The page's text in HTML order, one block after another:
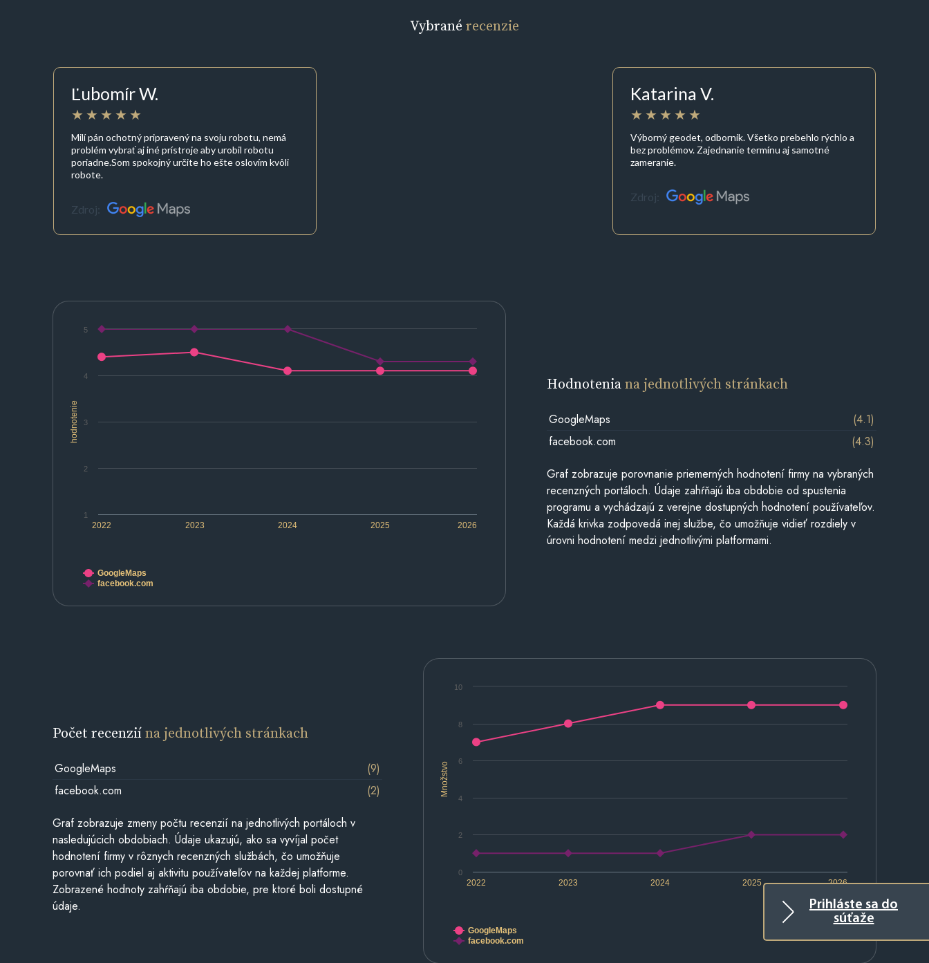
Prihláste sa do
súťaže
Vybrané recenzie
Ľubomír W.
Milí pán ochotný pripravený na svoju robotu, nemá
problém vybrať aj iné prístroje aby urobil robotu
poriadne.Som spokojný určite ho ešte oslovím kvôli
robote.
Zdroj:
Katarina V.
Výborný geodet, odbornik. Všetko prebehlo rýchlo a
bez problémov. Zajednanie termínu aj samotné
zameranie.
Zdroj:
hodnotenie
2022 2023 2024 2025 2026
1
2
3
4
5
GoogleMaps
facebook.com
Hodnoteniana jednotlivých stránkach
GoogleMaps
(4.1)
facebook.com
(4.3)
Graf zobrazuje porovnanie priemerných hodnotení firmy na vybraných
recenzných portáloch. Údaje zahŕňajú iba obdobie od spustenia
programu a vychádzajú z verejne dostupných hodnotení používateľov.
Každá krivka zodpovedá inej službe, čo umožňuje vidieť rozdiely v
úrovni hodnotení medzi jednotlivými platformami.
Množstvo
2022 2023 2024 2025 2026
0
2
4
6
8
10
GoogleMaps
facebook.com
Počet recenziína jednotlivých stránkach
GoogleMaps
(9)
facebook.com
(2)
Graf zobrazuje zmeny počtu recenzií na jednotlivých portáloch v
nasledujúcich obdobiach. Údaje ukazujú, ako sa vyvíjal počet
hodnotení firmy v rôznych recenzných službách, čo umožňuje
porovnať ich podiel aj aktivitu používateľov na každej platforme.
Zobrazené hodnoty zahŕňajú iba obdobie, pre ktoré boli dostupné
údaje.